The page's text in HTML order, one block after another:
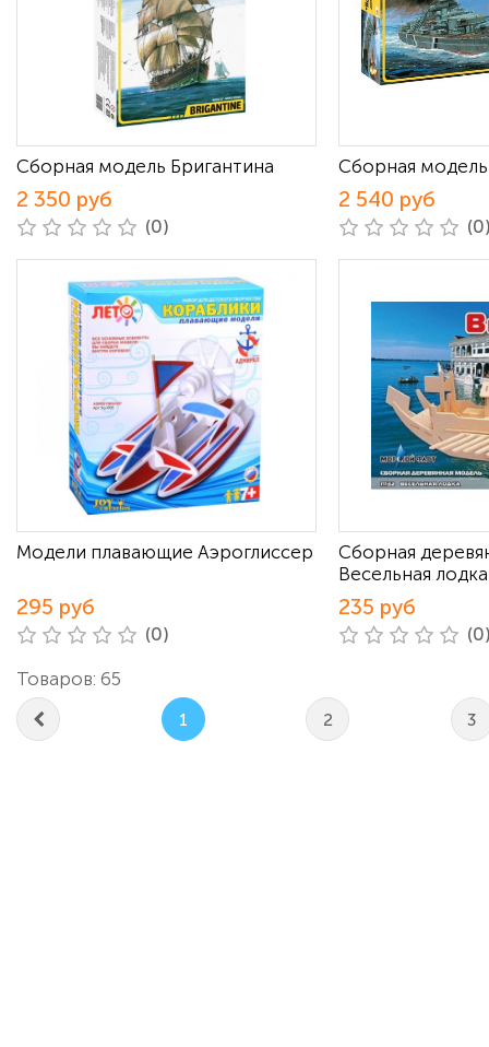
Сборная модель Бригантина
2 350 руб
(0)
Сборная
2 540 руб
Модели плавающие Аэроглиссер
295 руб
(0)
Сборная
Весельная лодка
235 руб
Товаров: 65
1 2 3